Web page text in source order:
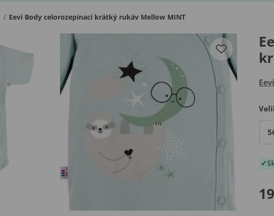
/ Eevi Body celorozepínací krátký rukáv Mellow MINT
Eevi